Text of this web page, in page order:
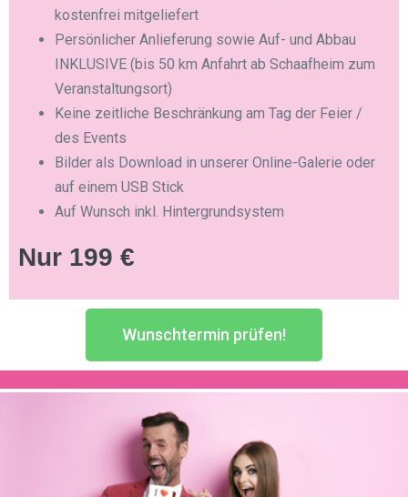
kostenfrei mitgeliefert
Persönlicher Anlieferung sowie Auf- und Abbau
INKLUSIVE (bis 50 km Anfahrt ab Schaafheim zum
Veranstaltungsort)
Keine zeitliche Beschränkung am Tag der Feier /
des Events
Bilder als Download in unserer Online-Galerie oder
auf einem USB Stick
Auf Wunsch inkl. Hintergrundsystem
Nur 199 €
Wunschtermin prüfen!